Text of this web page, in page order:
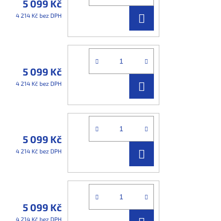
5 099 Kč
4 214 Kč bez DPH
KOŠÍKU
5 099 Kč
4 214 Kč bez DPH
KOŠÍKU
5 099 Kč
4 214 Kč bez DPH
KOŠÍKU
5 099 Kč
4 214 Kč bez DPH